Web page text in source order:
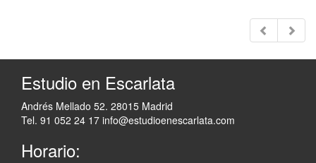
Estudio en Escarlata
Andrés Mellado 52. 28015 Madrid
Tel. 91 052 24 17 info@estudioenescarlata.com
Horario: